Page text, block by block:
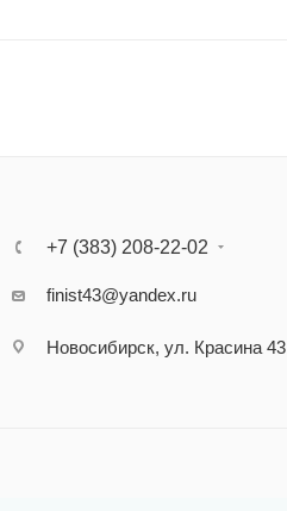
+7 (383) 208-22-02
finist43@yandex.ru
Новосибирск, ул. Красина 43